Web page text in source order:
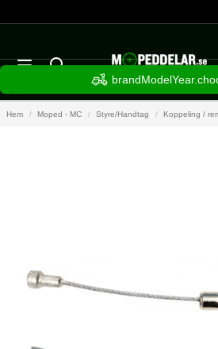
Hem Moped - MC Styre/Handtag Koppeling /